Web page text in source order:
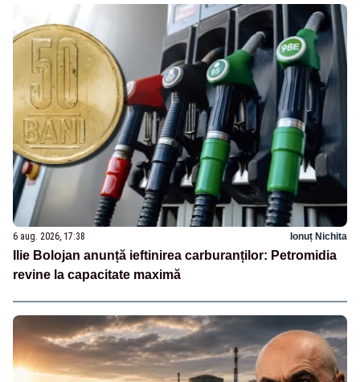
6 aug. 2026, 17:38 Ionuț Nichita
Ilie Bolojan anunță ieftinirea carburanților: Petromidia
revine la capacitate maximă